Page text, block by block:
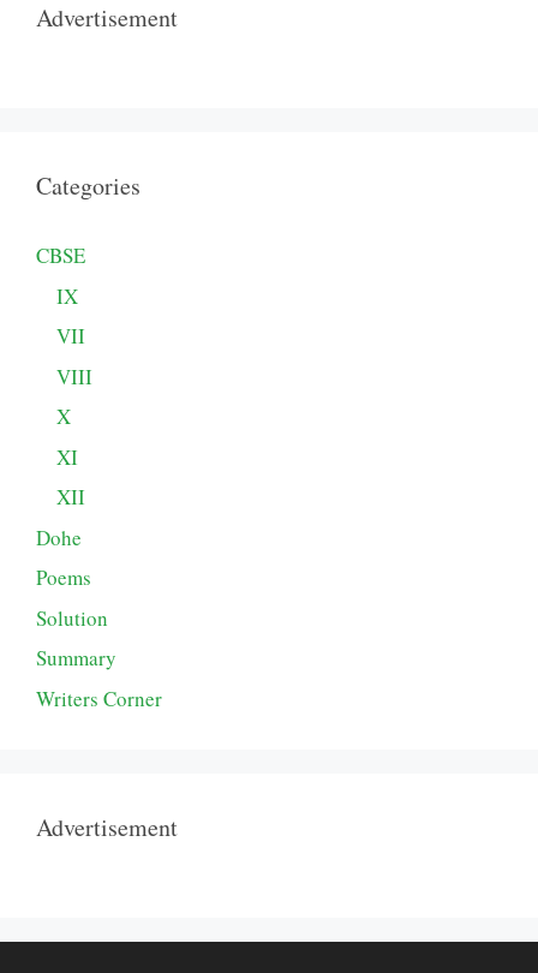
Advertisement
Categories
CBSE
IX
VII
VIII
X
XI
XII
Dohe
Poems
Solution
Summary
Writers Corner
Advertisement